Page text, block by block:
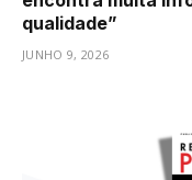
qualidade”
JUNHO 9, 2026